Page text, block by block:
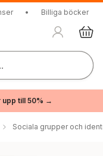
• Billiga böcker
upp till 50% →
Sociala grupper och